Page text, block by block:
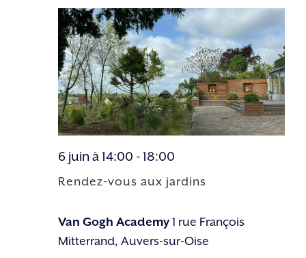
Rendez-vous aux jardins
6 juin à 14:00 -18:00
Van Gogh Academy1 rue François
Mitterrand, Auvers-sur-Oise